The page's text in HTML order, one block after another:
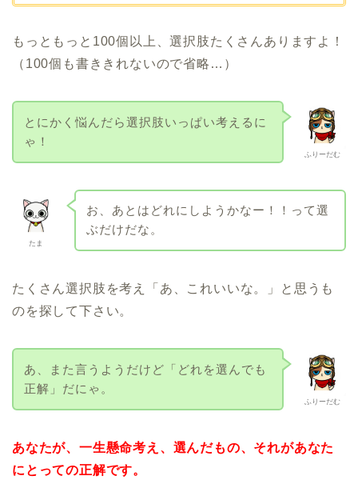
もっともっと100個以上、選択肢たくさんありますよ！
（100個も書ききれないので省略…）
ふりーだむ
とにかく悩んだら選択肢いっぱい考えるに
ゃ！
たま
お、あとはどれにしようかなー！！って選
ぶだけだな。
たくさん選択肢を考え「あ、これいいな。」と思うも
のを探して下さい。
ふりーだむ
あ、また言うようだけど「どれを選んでも
正解」だにゃ。
あなたが、一生懸命考え、選んだもの、それがあなた
にとっての正解です。